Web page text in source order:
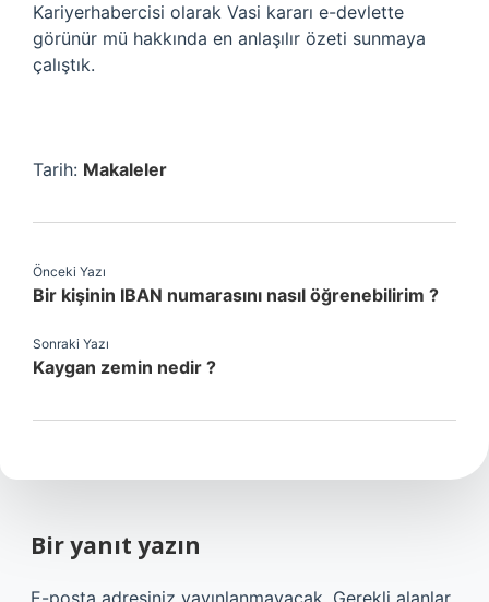
Kariyerhabercisi olarak Vasi kararı e-devlette
görünür mü hakkında en anlaşılır özeti sunmaya
çalıştık.
Tarih: Makaleler
Önceki Yazı
Bir kişinin IBAN numarasını nasıl öğrenebilirim ?
Sonraki Yazı
Kaygan zemin nedir ?
Bir yanıt yazın
E-posta adresiniz yayınlanmayacak. Gerekli alanlar